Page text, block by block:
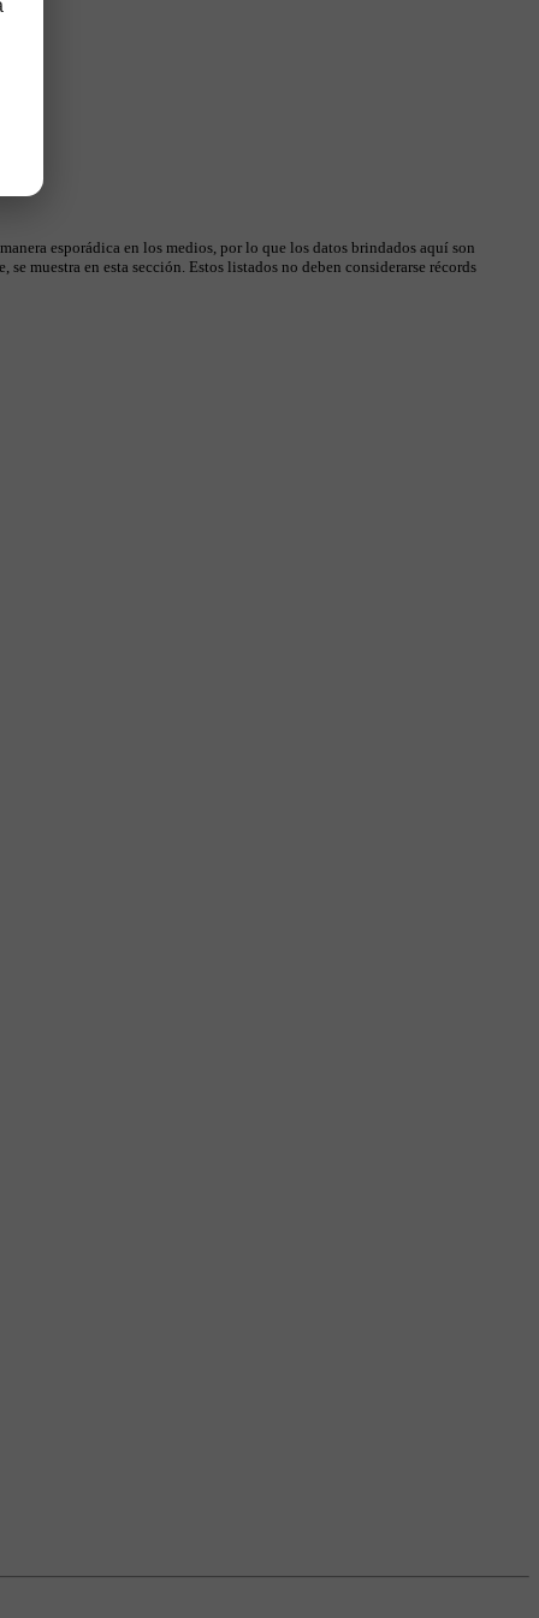
esporádica en los medios, por lo que los datos brindados aquí son
muestra en esta sección. Estos listados no deben considerarse récords